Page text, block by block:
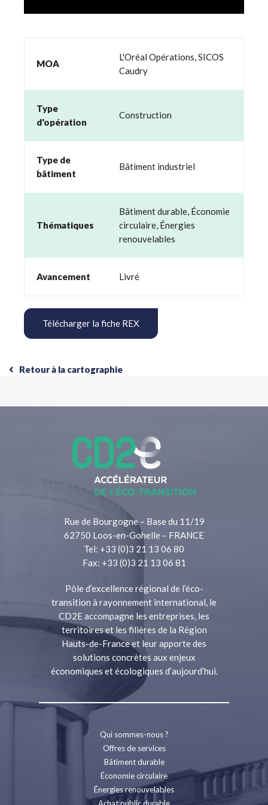
MOA
L'Oréal Opérations, SICOS
Caudry
Type
d'opération
Construction
Type de
bâtiment
Bâtiment industriel
Thématiques
Bâtiment durable, Économie
circulaire, Énergies
renouvelables
Avancement Livré
Télécharger la fiche REX
Retour à la cartographie
Rue de Bourgogne – Base du 11/19
62750 Loos-en-Gohelle – FRANCE
Tel: +33 (0)3 21 13 06 80
Fax: +33 (0)3 21 13 06 81
Pôle d’excellence régional de l’éco-
transition à rayonnement international, le
CD2E accompagne les entreprises, les
territoires et les filières de la Région
Hauts-de-France et leur apporte des
solutions concrètes aux enjeux
économiques et écologiques d’aujourd’hui.
Qui sommes-nous ?
Offres de services
Bâtiment durable
Économie circulaire
Énergies renouvelables